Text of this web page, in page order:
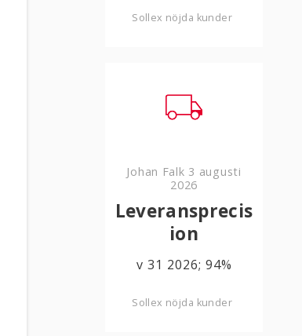
Sollex nöjda kunder
Johan Falk 3 augusti
2026
Leveransprecis
ion
v 31 2026; 94%
Sollex nöjda kunder